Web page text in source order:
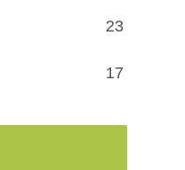
23
17